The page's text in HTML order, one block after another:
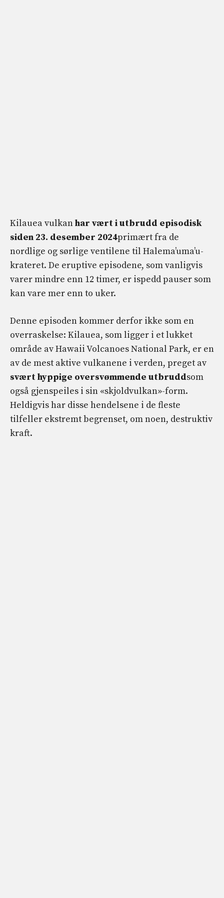
Kilauea vulkanhar vært i utbrudd episodisk
siden 23. desember 2024primært fra de
nordlige og sørlige ventilene til Halema’uma’u-
krateret. De eruptive episodene, som vanligvis
varer mindre enn 12 timer, er ispedd pauser som
kan vare mer enn to uker.
Denne episoden kommer derfor ikke som en
overraskelse: Kilauea, som ligger i et lukket
område av Hawaii Volcanoes National Park, er en
av de mest aktive vulkanene i verden, preget av
svært hyppige oversvømmende utbruddsom
også gjenspeiles i sin «skjoldvulkan»-form.
Heldigvis har disse hendelsene i de fleste
tilfeller ekstremt begrenset, om noen, destruktiv
kraft.